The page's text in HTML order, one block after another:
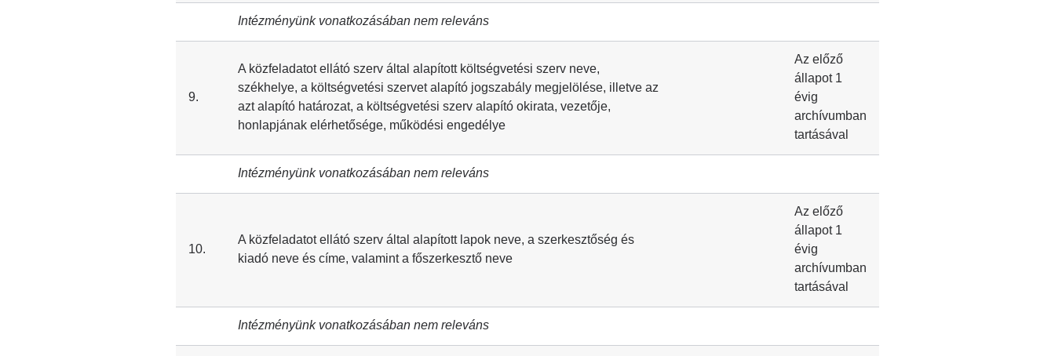
Intézményünk vonatkozásában nem releváns
9.
A közfeladatot ellátó szerv által alapított költségvetési szerv neve,
székhelye, a költségvetési szervet alapító jogszabály megjelölése, illetve az
azt alapító határozat, a költségvetési szerv alapító okirata, vezetője,
honlapjának elérhetősége, működési engedélye
Az előző
állapot 1
évig
archívumban
tartásával
Intézményünk vonatkozásában nem releváns
10.
A közfeladatot ellátó szerv által alapított lapok neve, a szerkesztőség és
kiadó neve és címe, valamint a főszerkesztő neve
Az előző
állapot 1
évig
archívumban
tartásával
Intézményünk vonatkozásában nem releváns